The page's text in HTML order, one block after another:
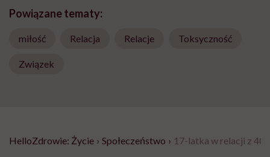
Powiązane tematy:
miłość Relacja Relacje Toksyczność
Związek
HelloZdrowie: Życie › Społeczeństwo › 17-latka w relacji z 40-